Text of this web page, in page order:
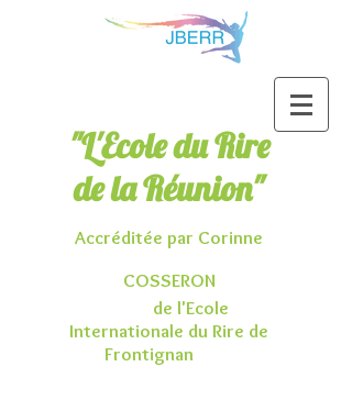
"L'Ecole du Rire
de la Réunion"
Accréditée par Corinne
COSSERON
de l'Ecole
Internationale du Rire de
Frontignan